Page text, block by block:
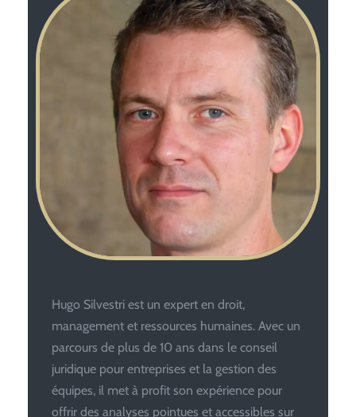
Hugo Silvestri est un expert en droit,
management et ressources humaines. Avec un
parcours de plus de 10 ans dans le conseil
juridique pour entreprises et la gestion des
équipes, il met à profit son expérience pour
offrir des analyses pointues et accessibles sur